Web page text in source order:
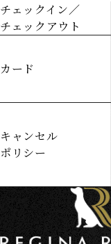
チェックイン／
チェックアウト
カード
キャンセル
ポリシー